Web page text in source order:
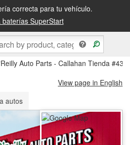
correcta para tu vehículo.
baterías SuperStart
siguiente o recógela en la tienda
Auto Parts - Callahan Tienda
View page in English
autos